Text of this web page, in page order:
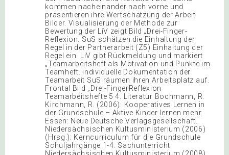
kommen nacheinander nach vorne und
präsentieren ihre Wertschätzung der Arbeit
Bilder. Visualisierung der Methode zur
Bewertung der LiV zeigt Bild „Drei-Finger-
Reflexion. SuS schätzen die Einhaltung der
Regel in der Partnerarbeit (Z5) Einhaltung der
Regel ein. LiV gibt Rückmeldung und markiert
„Teamarbeitsheft als Motivation und Punkte im
Teamheft. individuelle Dokumentation der
Teamarbeit SuS räumen ihren Arbeitsplatz auf.
Frontal Bild „Drei-FingerReflexion
Teamarbeitshefte 5 4. Literatur Bochmann, R.
Kirchmann, R. (2006): Kooperatives Lernen in
der Grundschule – Aktive Kinder lernen mehr.
Essen: Neue Deutsche Verlagsgesellschaft.
Niedersächsischen Kultusministerium (2006)
(Hrsg.): Kerncurriculum für die Grundschule
Schuljahrgänge 1-4. Sachunterricht.
Niedersächsischen Kultusministerium (2008)